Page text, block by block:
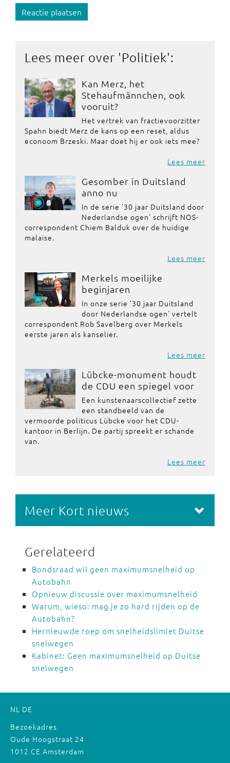
Reactie plaatsen
Lees meer over 'Politiek':
Kan Merz, het
Stehaufmännchen, ook
vooruit?
Het vertrek van fractievoorzitter
Spahn biedt Merz de kans op een reset, aldus
econoom Brzeski. Maar doet hij er ook iets mee?
Lees meer
Gesomber in Duitsland
anno nu
In de serie '30 jaar Duitsland door
Nederlandse ogen' schrijft NOS-
correspondent Chiem Balduk over de huidige
malaise.
Lees meer
Merkels moeilijke
beginjaren
In onze serie '30 jaar Duitsland
door Nederlandse ogen' vertelt
correspondent Rob Savelberg over Merkels
eerste jaren als kanselier.
Lees meer
Lübcke-monument houdt
de CDU een spiegel voor
Een kunstenaarscollectief zette
een standbeeld van de
vermoorde politicus Lübcke voor het CDU-
kantoor in Berlijn. De partij spreekt er schande
van.
Lees meer
Meer Kort nieuws
Gerelateerd
Bondsraad wil geen maximumsnelheid op
Autobahn
Opnieuw discussie over maximumsnelheid
Warum, wieso: mag je zo hard rijden op de
Autobahn?
Hernieuwde roep om snelheidslimiet Duitse
snelwegen
Kabinet: Geen maximumsnelheid op Duitse
snelwegen
NL DE
Bezoekadres
Oude Hoogstraat 24
1012 CE Amsterdam